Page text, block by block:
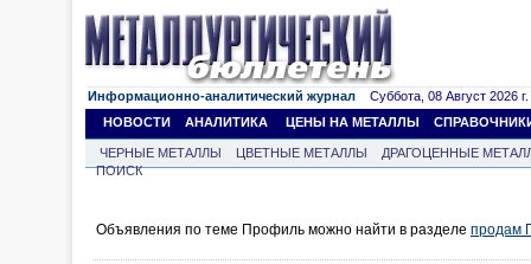
Информационно-аналитический журнал Суббота, 08 Август 2026 г.
НОВОСТИ
АНАЛИТИКА ЦЕНЫ НА МЕТАЛЛЫ
ЧЕРНЫЕ МЕТАЛЛЫ ЦВЕТНЫЕ МЕТАЛЛЫ
ДРАГОЦЕННЫЕ
ПОИСК
Объявления по теме Профиль можно найти в разделе продам